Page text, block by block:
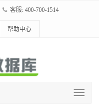
客服: 400-700-1514
帮助中心